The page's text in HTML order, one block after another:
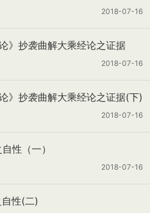
2018-07-16
》抄袭曲解大乘经论之证据
2018-07-16
》抄袭曲解大乘经论之证据(下)
2018-07-16
性（一）
2018-07-16
性(二)